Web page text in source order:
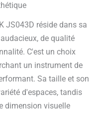
JS043D réside dans sa
de qualité
C'est un choix
un instrument de
Sa taille et son
d'espaces, tandis
dimension visuelle